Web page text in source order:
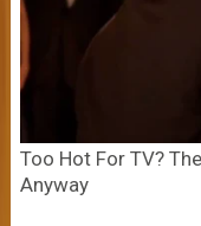
Too Hot For TV?
Anyway